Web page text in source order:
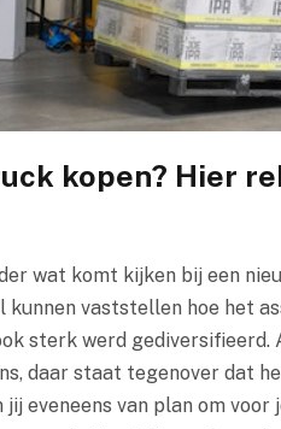
kopen? Hier
wat komt kijken bij een
kunnen vaststellen hoe het
sterk werd
daar staat tegenover dat
eveneens van plan om